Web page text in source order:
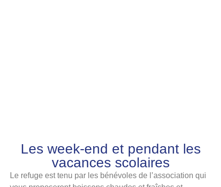
Les week-end et pendant les
vacances scolaires
Le refuge est tenu par les bénévoles de l’association qui